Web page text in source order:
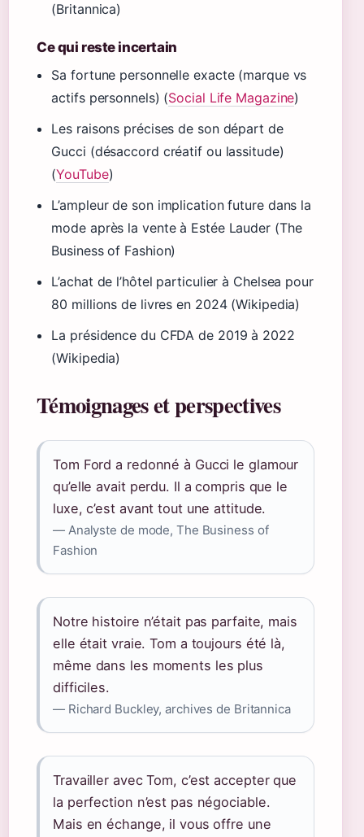
(Britannica)
Ce qui reste incertain
Sa fortune personnelle exacte (marque vs
actifs personnels) (Social Life Magazine)
Les raisons précises de son départ de
Gucci (désaccord créatif ou lassitude)
(YouTube)
L’ampleur de son implication future dans la
mode après la vente à Estée Lauder (The
Business of Fashion)
L’achat de l’hôtel particulier à Chelsea pour
80 millions de livres en 2024 (Wikipedia)
La présidence du CFDA de 2019 à 2022
(Wikipedia)
Témoignages et perspectives
Tom Ford a redonné à Gucci le glamour
qu’elle avait perdu. Il a compris que le
luxe, c’est avant tout une attitude.
— Analyste de mode, The Business of
Fashion
Notre histoire n’était pas parfaite, mais
elle était vraie. Tom a toujours été là,
même dans les moments les plus
difficiles.
— Richard Buckley, archives de Britannica
Travailler avec Tom, c’est accepter que
la perfection n’est pas négociable.
Mais en échange, il vous offre une